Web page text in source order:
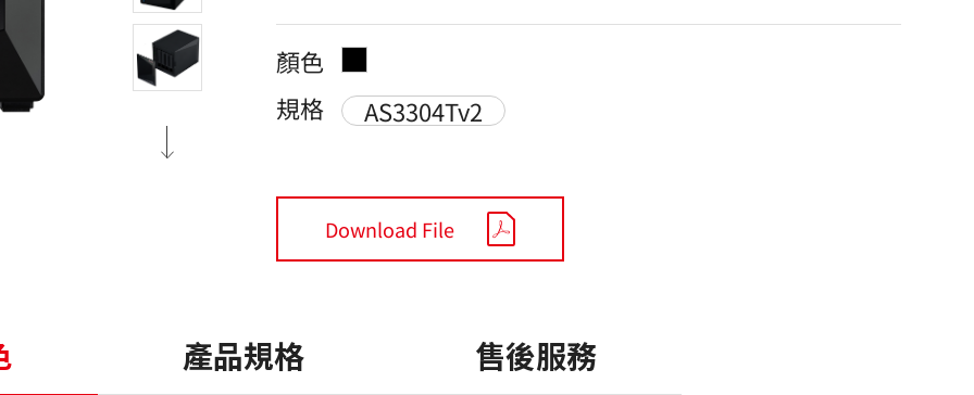
顏色
規格
AS3304Tv2
Download File
產品規格 售後服務